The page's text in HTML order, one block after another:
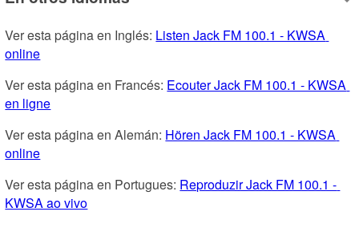
Ver esta página en Inglés: Listen Jack FM 100.1 - KWSA
online
Ver esta página en Francés: Ecouter Jack FM 100.1 - KWSA
en ligne
Ver esta página en Alemán: Hören Jack FM 100.1 - KWSA
online
Ver esta página en Portugues: Reproduzir Jack FM 100.1 -
KWSA ao vivo